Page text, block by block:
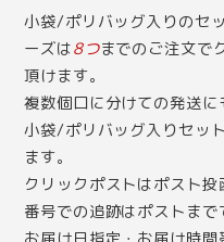
小袋/ポリバッグ入りのセ
ーズは8つまでのご注文で
頂けます。
複数個口に分けての発送に
小袋/ポリバッグ入りセッ
ます。
クリックポストはポスト
番号での追跡はポストまで